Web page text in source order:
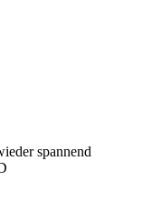
spannend